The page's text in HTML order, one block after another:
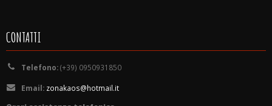
CONTATTI
Telefono:(+39) 0950931850
Email: zonakaos@hotmail.it